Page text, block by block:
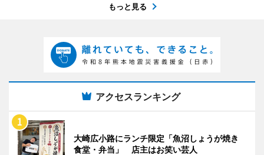
もっと見る
アクセスランキング
大崎広小路にランチ限定「魚沼しょうが焼き
食堂・弁当」 店主はお笑い芸人